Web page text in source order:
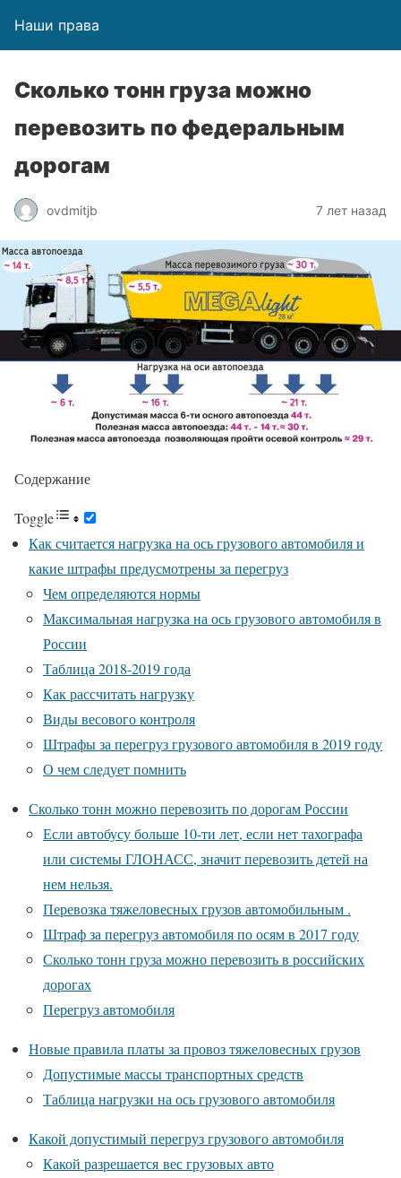
Наши права
Сколько тонн груза можно
перевозить по федеральным
дорогам
ovdmitjb 7 лет назад
Содержание
Toggle
Как считается нагрузка на ось грузового автомобиля и
какие штрафы предусмотрены за перегруз
Чем определяются нормы
Максимальная нагрузка на ось грузового автомобиля в
России
Таблица 2018-2019 года
Как рассчитать нагрузку
Виды весового контроля
Штрафы за перегруз грузового автомобиля в 2019 году
О чем следует помнить
Сколько тонн можно перевозить по дорогам России
Если автобусу больше 10-ти лет, если нет тахографа
или системы ГЛОНАСС, значит перевозить детей на
нем нельзя.
Перевозка тяжеловесных грузов автомобильным .
Штраф за перегруз автомобиля по осям в 2017 году
Сколько тонн груза можно перевозить в российских
дорогах
Перегруз автомобиля
Новые правила платы за провоз тяжеловесных грузов
Допустимые массы транспортных средств
Таблица нагрузки на ось грузового автомобиля
Какой допустимый перегруз грузового автомобиля
Какой разрешается вес грузовых авто